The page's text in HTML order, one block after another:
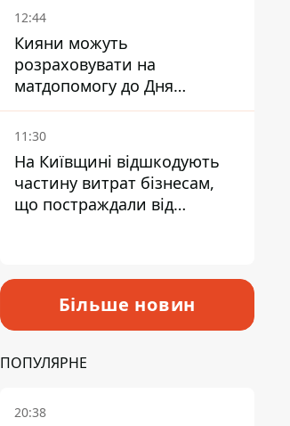
12:44
Кияни можуть
розраховувати на
матдопомогу до Дня
незалежності - кому її
дадуть
11:30
На Київщині відшкодують
частину витрат бізнесам,
що постраждали від
Більше новин
ПОПУЛЯРНЕ
20:38